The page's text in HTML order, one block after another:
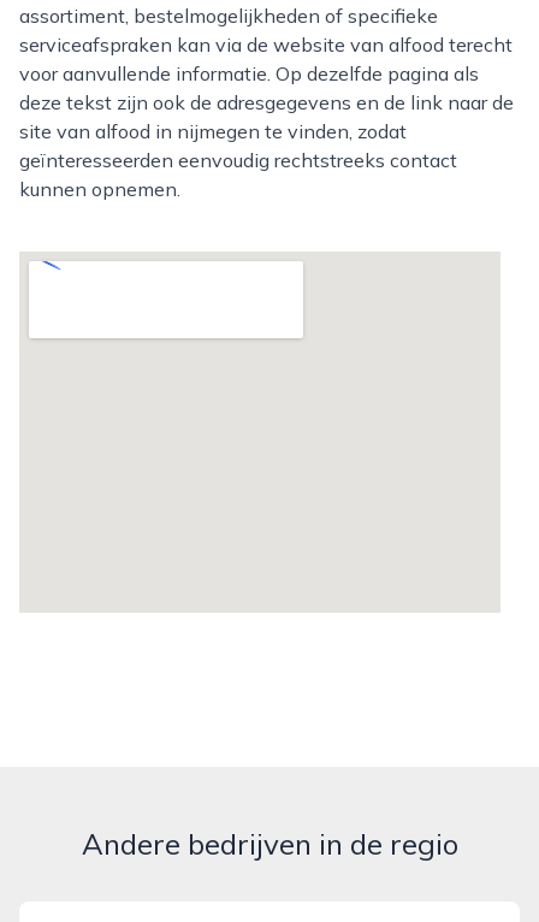
assortiment, bestelmogelijkheden of specifieke
serviceafspraken kan via de website van alfood terecht
voor aanvullende informatie. Op dezelfde pagina als
deze tekst zijn ook de adresgegevens en de link naar de
site van alfood in nijmegen te vinden, zodat
geïnteresseerden eenvoudig rechtstreeks contact
kunnen opnemen.
Andere bedrijven in de regio